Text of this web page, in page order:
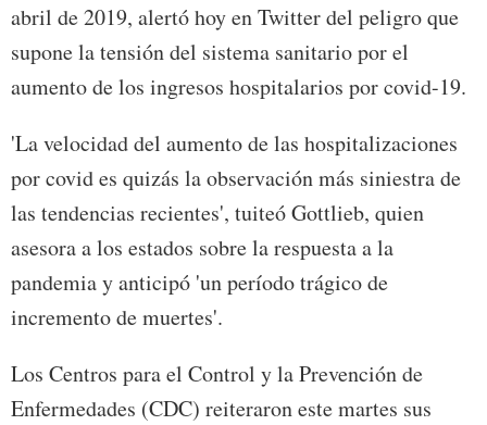
abril de 2019, alertó hoy en Twitter del peligro que
supone la tensión del sistema sanitario por el
aumento de los ingresos hospitalarios por covid-19.
'La velocidad del aumento de las hospitalizaciones
por covid es quizás la observación más siniestra de
las tendencias recientes', tuiteó Gottlieb, quien
asesora a los estados sobre la respuesta a la
pandemia y anticipó 'un período trágico de
incremento de muertes'.
Los Centros para el Control y la Prevención de
Enfermedades (CDC) reiteraron este martes sus